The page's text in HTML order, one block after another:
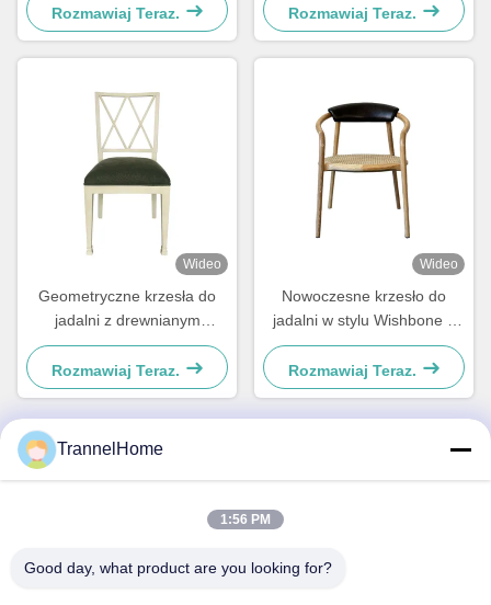
czyszczeniu, wygodne do
jadalni
Rozmawiaj Teraz.
rzeźbionym oparciem
drabinkowym
Rozmawiaj Teraz.
Wideo
Geometryczne krzesła do
jadalni z drewnianym
oparciem i poduszkami,
stylowe i odporne na wilgoć
Rozmawiaj Teraz.
Wideo
Nowoczesne krzesło do
jadalni w stylu Wishbone z
plecionym siedziskiem i
skórzanym oparciem
Rozmawiaj Teraz.
Pokój 209, Budynek 6, nr 8 Xingxing Road, Ulica Xingqiao,
TrannelHome
1:56 PM
Good day, what product are you looking for?